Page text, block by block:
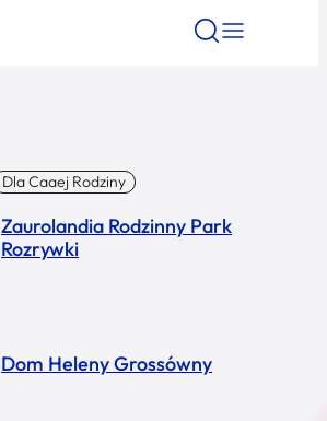
Dla Caaej Rodziny
Zaurolandia Rodzinny Park
Rozrywki
Dom Heleny Grossówny